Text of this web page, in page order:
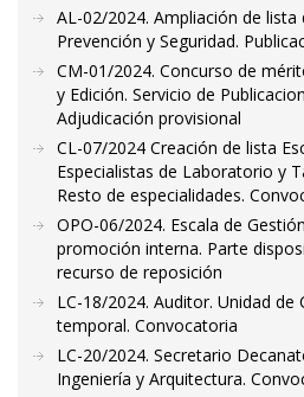
AL-02/2024. Ampliación de
Prevención y Seguridad.
CM-01/2024. Concurso de
y Edición. Servicio de
Adjudicación provisional
CL-07/2024 Creación de lista
Especialistas de Laboratorio y
Resto de especialidades.
OPO-06/2024. Escala de
promoción interna. Parte
recurso de reposición
LC-18/2024. Auditor. Unidad
temporal. Convocatoria
LC-20/2024. Secretario
Ingeniería y Arquitectura.